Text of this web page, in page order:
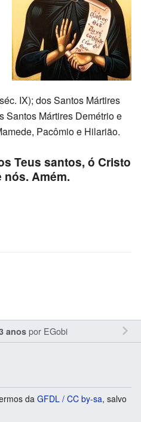
IX); dos Santos Mártires
Santos Mártires Demétrio e
Pacômio e Hilarião.
Teus santos, ó Cristo
nós. Amém.
anospor EGobi
da GFDL / CC by-sa, salvo